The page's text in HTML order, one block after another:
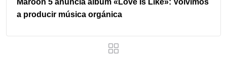
a producir música orgánica